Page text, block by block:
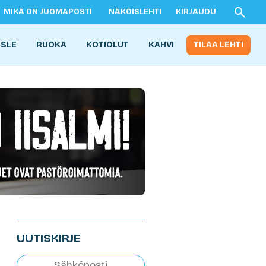
MIKÄ ON JUOMAPOSTI NÄKÖISLEHTI KIRJAUDU
RUOKA KOTIOLUT KAHVI TILAA LEHTI
UUTISKIRJE